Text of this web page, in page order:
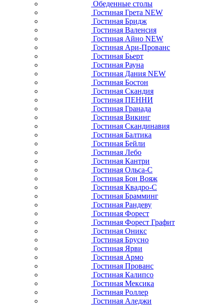
Обеденные столы
Гостиная Грета NEW
Гостиная Бридж
Гостиная Валенсия
Гостиная Айно NEW
Гостиная Ари-Прованс
Гостиная Бьерт
Гостиная Рауна
Гостиная Дания NEW
Гостиная Бостон
Гостиная Скандия
Гостиная ПЕННИ
Гостиная Гранада
Гостиная Викинг
Гостиная Скандинавия
Гостиная Балтика
Гостиная Бейли
Гостиная Лебо
Гостиная Кантри
Гостиная Ольса-С
Гостиная Бон Вояж
Гостиная Квадро-С
Гостиная Брамминг
Гостиная Рандеву
Гостиная Форест
Гостиная Форест Графит
Гостиная Оникс
Гостиная Брусно
Гостиная Ярви
Гостиная Армо
Гостиная Прованс
Гостиная Калипсо
Гостиная Мексика
Гостиная Роллер
Гостиная Аледжи